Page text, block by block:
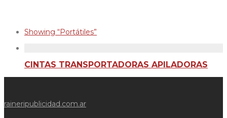
Showing “Portátiles”
CINTAS TRANSPORTADORAS APILADORAS
raineripublicidad.com.ar